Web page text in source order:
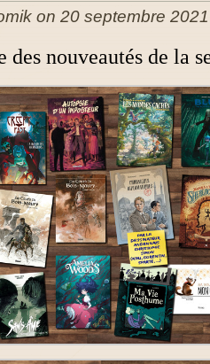
on 20 septembre
des nouveautés de la